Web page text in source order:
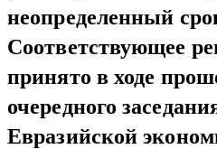
неопределенный
Соответствующее
принято в ходе
очередного
Евразийской